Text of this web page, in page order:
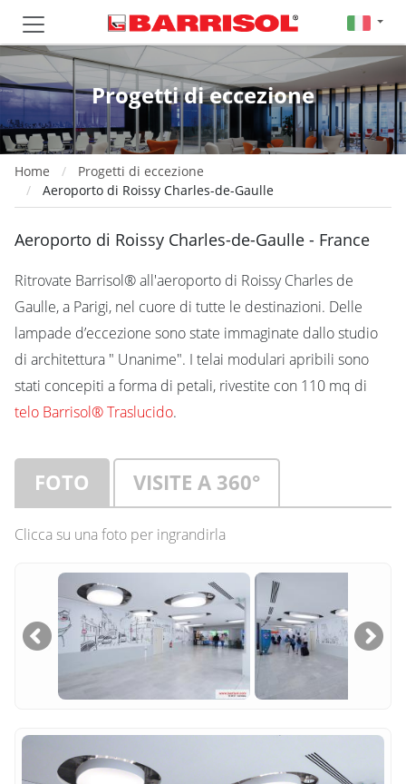
Progetti di eccezione
Home
Progetti di eccezione
Aeroporto di Roissy Charles-de-Gaulle
Aeroporto di Roissy Charles-de-Gaulle - France
Ritrovate Barrisol® all'aeroporto di Roissy Charles de
Gaulle, a Parigi, nel cuore di tutte le destinazioni. Delle
lampade d’eccezione sono state immaginate dallo studio
di architettura " Unanime". I telai modulari apribili sono
stati concepiti a forma di petali, rivestite con 110 mq di
telo Barrisol® Traslucido.
FOTO VISITE A 360°
Clicca su una foto per ingrandirla